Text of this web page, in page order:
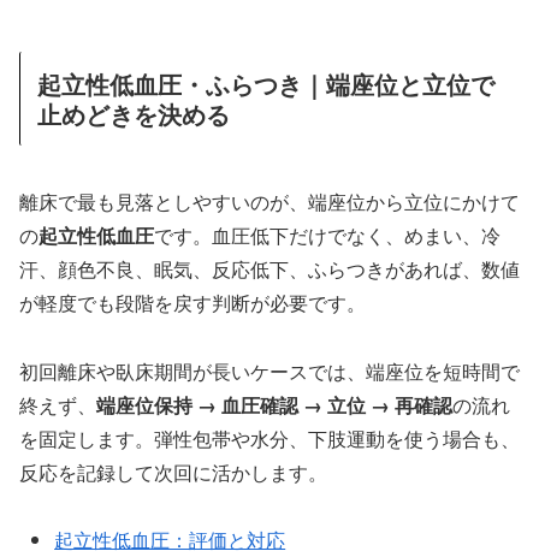
起立性低血圧・ふらつき｜端座位と立位で
止めどきを決める
離床で最も見落としやすいのが、端座位から立位にかけて
の起立性低血圧です。血圧低下だけでなく、めまい、冷
汗、顔色不良、眠気、反応低下、ふらつきがあれば、数値
が軽度でも段階を戻す判断が必要です。
初回離床や臥床期間が長いケースでは、端座位を短時間で
終えず、 端座位保持 → 血圧確認 → 立位 → 再確認の流れ
を固定します。弾性包帯や水分、下肢運動を使う場合も、
反応を記録して次回に活かします。
起立性低血圧：評価と対応